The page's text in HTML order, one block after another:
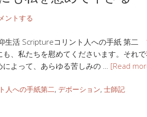
ントする
生活 Scriptureコリント人への手紙 第二
、私たちを慰めてくださいます。それ
よって、あらゆる苦しみの … [Read
人への手紙第二, デボーション, 士師記